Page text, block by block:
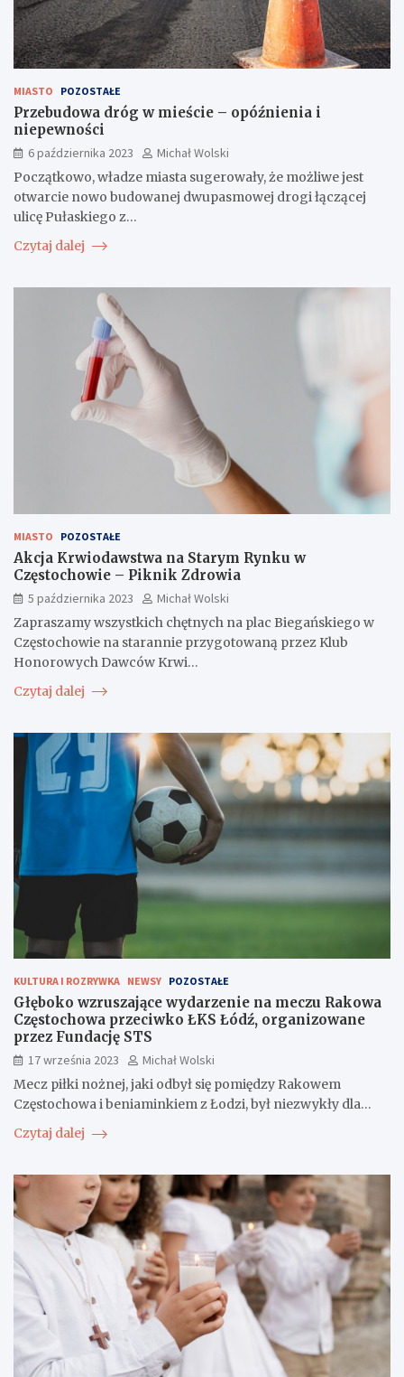
MIASTO POZOSTAŁE
Przebudowa dróg w mieście – opóźnienia i
niepewności
6 października 2023
Michał Wolski
Początkowo, władze miasta sugerowały, że możliwe jest
otwarcie nowo budowanej dwupasmowej drogi łączącej
ulicę Pułaskiego z…
Czytaj dalej
MIASTO POZOSTAŁE
Akcja Krwiodawstwa na Starym Rynku w
Częstochowie – Piknik Zdrowia
5 października 2023
Michał Wolski
Zapraszamy wszystkich chętnych na plac Biegańskiego w
Częstochowie na starannie przygotowaną przez Klub
Honorowych Dawców Krwi…
Czytaj dalej
KULTURA I ROZRYWKA NEWSY POZOSTAŁE
Głęboko wzruszające wydarzenie na meczu Rakowa
Częstochowa przeciwko ŁKS Łódź, organizowane
przez Fundację STS
17 września 2023
Michał Wolski
Mecz piłki nożnej, jaki odbył się pomiędzy Rakowem
Częstochowa i beniaminkiem z Łodzi, był niezwykły dla…
Czytaj dalej